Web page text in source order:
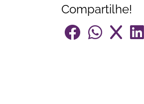
Compartilhe!